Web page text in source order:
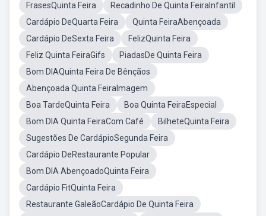
FrasesQuinta Feira
Recadinho De Quinta FeiraInfantil
Cardápio DeQuarta Feira
Quinta FeiraAbençoada
Cardápio DeSexta Feira
FelizQuinta Feira
Feliz Quinta FeiraGifs
PiadasDe Quinta Feira
Bom DIAQuinta Feira De Bênçãos
Abençoada Quinta FeiraImagem
Boa TardeQuinta Feira
Boa Quinta FeiraEspecial
Bom DIA Quinta FeiraCom Café
BilheteQuinta Feira
Sugestões De CardápioSegunda Feira
Cardápio DeRestaurante Popular
Bom DIA AbençoadoQuinta Feira
Cardápio FitQuinta Feira
Restaurante GaleãoCardápio De Quinta Feira